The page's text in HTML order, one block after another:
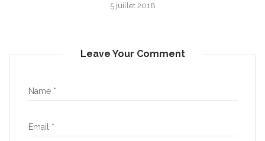
5 juillet 2018
Leave Your Comment